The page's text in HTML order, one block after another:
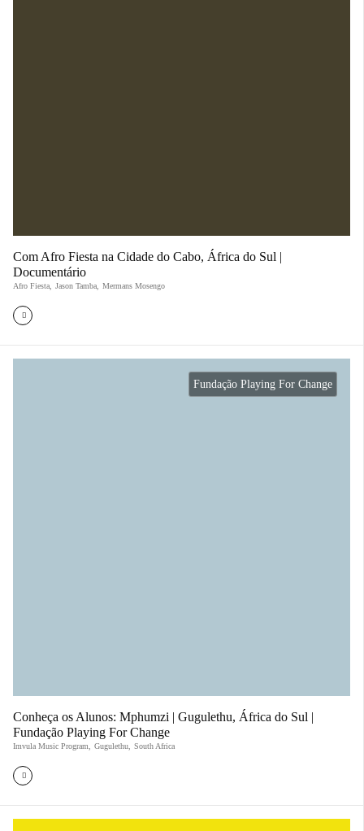
Com Afro Fiesta na Cidade do Cabo, África do Sul |
Documentário
Afro Fiesta Jason Tamba Mermans Mosengo
Fundação Playing For Change
Conheça os Alunos: Mphumzi | Gugulethu, África do Sul |
Fundação Playing For Change
Imvula Music Program Gugulethu South Africa